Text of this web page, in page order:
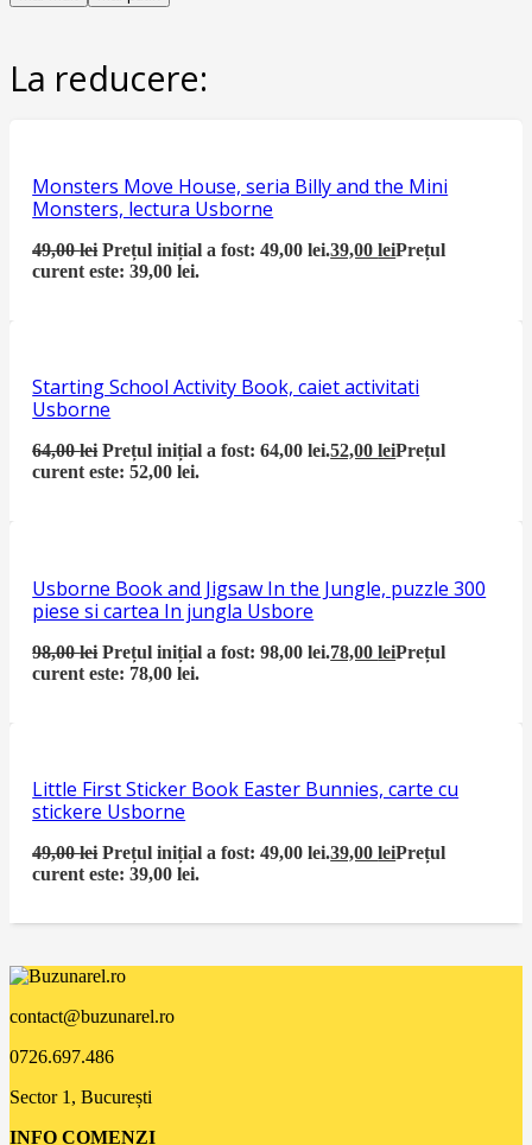
La reducere:
Monsters Move House, seria Billy and the Mini
Monsters, lectura Usborne
49,00lei Prețul inițial a fost: 49,00 lei.39,00leiPrețul
curent este: 39,00 lei.
Starting School Activity Book, caiet activitati
Usborne
64,00lei Prețul inițial a fost: 64,00 lei.52,00leiPrețul
curent este: 52,00 lei.
Usborne Book and Jigsaw In the Jungle, puzzle 300
piese si cartea In jungla Usbore
98,00lei Prețul inițial a fost: 98,00 lei.78,00leiPrețul
curent este: 78,00 lei.
Little First Sticker Book Easter Bunnies, carte cu
stickere Usborne
49,00lei Prețul inițial a fost: 49,00 lei.39,00leiPrețul
curent este: 39,00 lei.
contact@buzunarel.ro
0726.697.486
Sector 1, București
INFO COMENZI